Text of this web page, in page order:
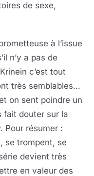
de sexe,
à l’issue
n’y a pas de
c’est tout
très semblables…
on sent poindre un
fait douter sur la
Pour résumer :
se trompent, se
devient très
en valeur des